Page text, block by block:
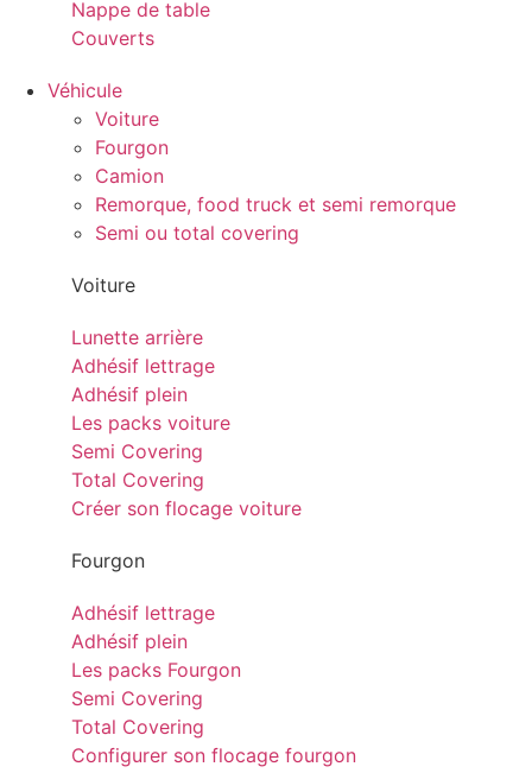
Nappe de table
Couverts
Véhicule
Voiture
Fourgon
Camion
Remorque, food truck et semi remorque
Semi ou total covering
Voiture
Lunette arrière
Adhésif lettrage
Adhésif plein
Les packs voiture
Semi Covering
Total Covering
Créer son flocage voiture
Fourgon
Adhésif lettrage
Adhésif plein
Les packs Fourgon
Semi Covering
Total Covering
Configurer son flocage fourgon